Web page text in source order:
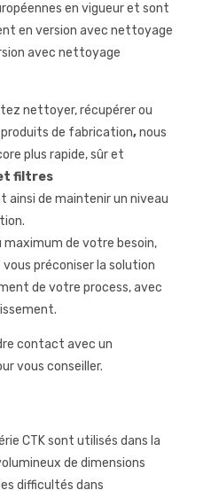
en vigueur et sont
en version avec nettoyage
avec nettoyage
nettoyer, récupérer ou
de fabrication,nous
plus rapide, sûr et
filtres
de maintenir un niveau
maximum de votre besoin,
préconiser la solution
de votre process, avec
contact avec un
vous conseiller.
CTK sont utilisés dans la
de dimensions
difficultés dans